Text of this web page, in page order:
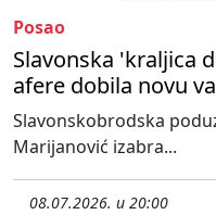
Posao
Slavonska 'kraljica
afere dobila novu
Slavonskobrodska
Marijanović izabra...
08.07.2026. u 20:00